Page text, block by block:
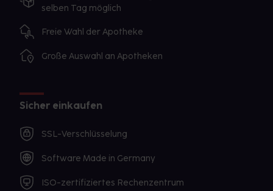
selben Tag möglich
Freie Wahl der Apotheke
Große Auswahl an Apotheken
Sicher einkaufen
SSL-Verschlüsselung
Software Made in Germany
ISO-zertifiziertes Rechenzentrum